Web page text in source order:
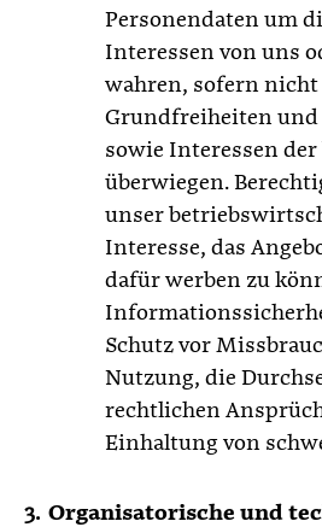
Personendaten um
Interessen von uns
wahren, sofern nicht
Grundfreiheiten und
sowie Interessen
überwiegen.
unser
Interesse, das
dafür werben zu
Schutz vor
Nutzung, die
rechtlichen
Einhaltung von
Organisatorische und